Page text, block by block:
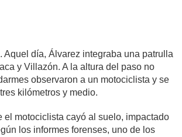
Aquel día, Álvarez integraba una patrulla
y Villazón. A la altura del paso no
observaron a un motociclista y se
kilómetros y medio.
el motociclista cayó al suelo, impactado
los informes forenses, uno de los